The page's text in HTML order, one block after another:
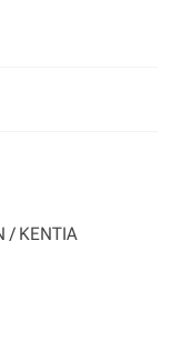
/ KENTIA